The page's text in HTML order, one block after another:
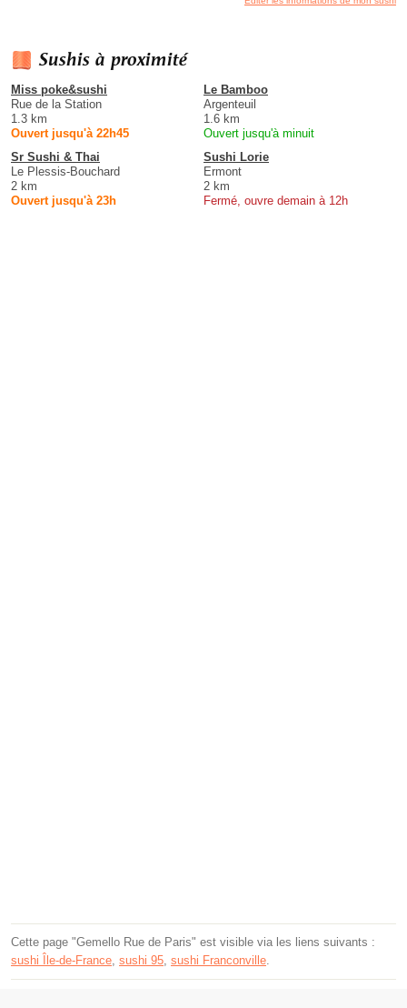
Sushis à proximité
Miss poke&sushi
Rue de la Station
1.3 km
Ouvert jusqu'à 22h45
Le Bamboo
Argenteuil
1.6 km
Ouvert jusqu'à minuit
Sr Sushi & Thai
Le Plessis-Bouchard
2 km
Ouvert jusqu'à 23h
Sushi Lorie
Ermont
2 km
Fermé, ouvre demain à 12h
Cette page "Gemello Rue de Paris" est visible via les liens suivants :
sushi Île-de-France, sushi 95, sushi Franconville.